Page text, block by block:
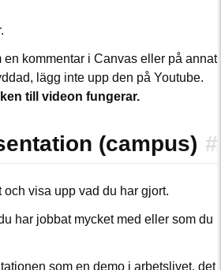
en kommentar i Canvas eller på annat
lägg inte upp den på Youtube.
till videon fungerar.
#
(campus)
och visa upp vad du har gjort.
har jobbat mycket med eller som du
som en demo i arbetslivet, det